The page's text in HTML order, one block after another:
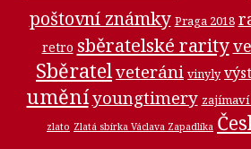
poštovní známky Praga 2018
retro sběratelské rarity
Sběratelveteráni vinyly
uměníyoungtimery zajímaví
zlato Zlatá sbírka Václava Zapadlíka